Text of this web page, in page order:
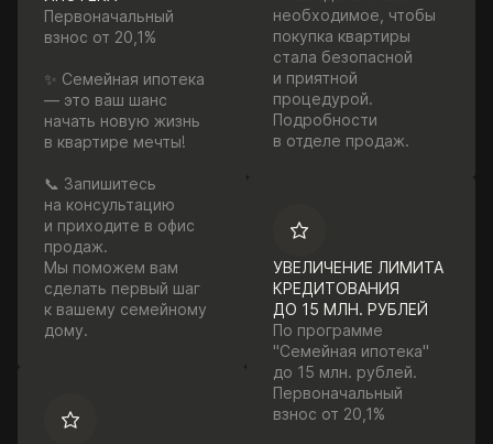
Первоначальный
взнос от 20,1%
✨ Семейная ипотека
— это ваш шанс
начать новую жизнь
в квартире мечты!
📞 Запишитесь
на консультацию
и приходите в офис
продаж.
Мы поможем вам
сделать первый шаг
к вашему семейному
дому.
необходимое, чтобы
покупка квартиры
стала безопасной
и приятной
процедурой.
Подробности
в отделе продаж.
УВЕЛИЧЕНИЕ ЛИМИТА
КРЕДИТОВАНИЯ
ДО 15 МЛН. РУБЛЕЙ
По программе
"Семейная ипотека"
до 15 млн. рублей.
Первоначальный
взнос от 20,1%